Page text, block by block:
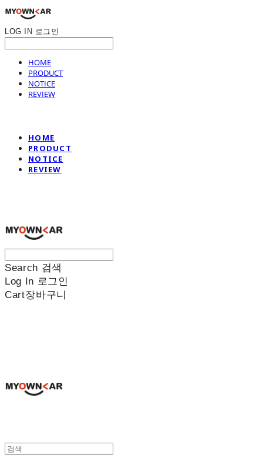
LOG IN 로그인
HOME
PRODUCT
NOTICE
REVIEW
HOME
PRODUCT
NOTICE
REVIEW
Search 검색
Log In 로그인
Cart장바구니